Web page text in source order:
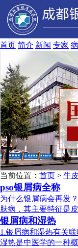
首页 简介 新闻 专家
当前位置： 首页 > 牛
pso银屑病全称
为什么银屑病会再发
肤病，其主要特征是
银屑病和湿热
1.银屑病和湿热有关
湿热是中医学的一种